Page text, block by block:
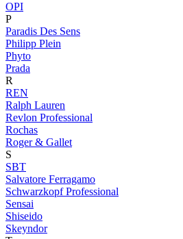
OPI
P
Paradis Des Sens
Philipp Plein
Phyto
Prada
R
REN
Ralph Lauren
Revlon Professional
Rochas
Roger & Gallet
S
SBT
Salvatore Ferragamo
Schwarzkopf Professional
Sensai
Shiseido
Skeyndor